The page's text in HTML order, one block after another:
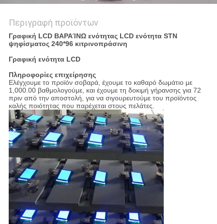
Περιγραφή προϊόντων
Γραφική LCD ΒΑΡΑΊΝΩ ενότητας LCD ενότητα STN
ψηφίσματος 240*96 κιτρινοπράσινη
Γραφική ενότητα LCD
Πληροφορίες επιχείρησης
Ελέγχουμε το προϊόν σοβαρά, έχουμε το καθαρό δωμάτιο με
1,000.00 βαθμολογούμε, και έχουμε τη δοκιμή γήρανσης για 72
πριν από την αποστολή, για να σιγουρευτούμε του προϊόντος
καλής ποιότητας που παρέχεται στους πελάτες.